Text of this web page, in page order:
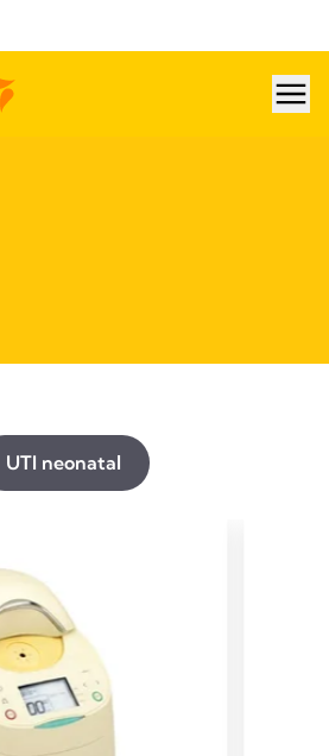
UTI neonatal